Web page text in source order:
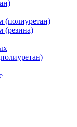
(полиуретан)
(резина)